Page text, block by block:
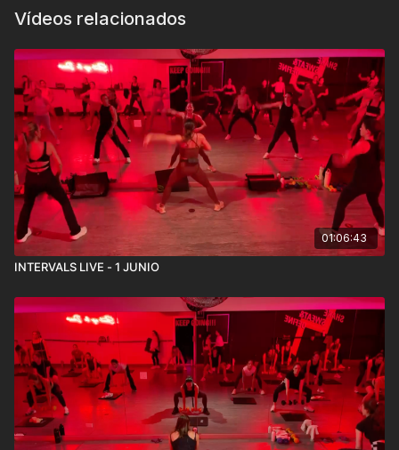
Vídeos relacionados
01:06:43
INTERVALS LIVE - 1 JUNIO